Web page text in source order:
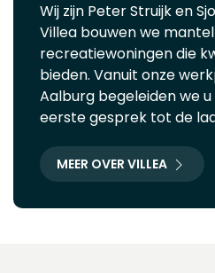
Wij zijn Peter Struijk en
Villea bouwen we
recreatiewoningen die
bieden. Vanuit onze
Aalburg begeleiden we
eerste gesprek tot de
MEER OVER VILLEA